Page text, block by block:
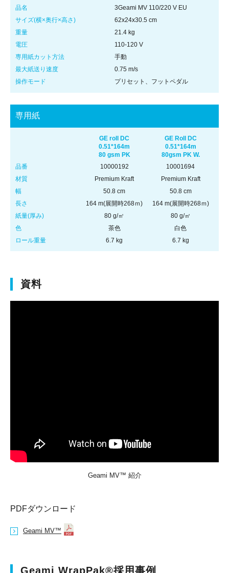
品名
3Geami MV 110/220 V EU
サイズ(横×奥行×高さ)
62x24x30.5 cm
重量
21.4 kg
電圧
110-120 V
専用紙カット方法
手動
最大紙送り速度
0.75 m/s
操作モード
プリセット、フットペダル
専用紙
GE roll DC
0.51*164m
80 gsm PK
GE Roll DC
0.51*164m
80gsm PK W.
品番
10000192
10001694
材質
Premium Kraft
Premium Kraft
幅
50.8 cm
50.8 cm
長さ
164 m(展開時268ｍ) 164 m(展開時268ｍ)
紙量(厚み) 80 g/㎡
80 g/㎡
色
茶色
白色
ロール重量
6.7 kg 6.7 kg
資料
Geami MV™ 紹介
PDFダウンロード
Geami MV™
Geami WrapPak®採用事例